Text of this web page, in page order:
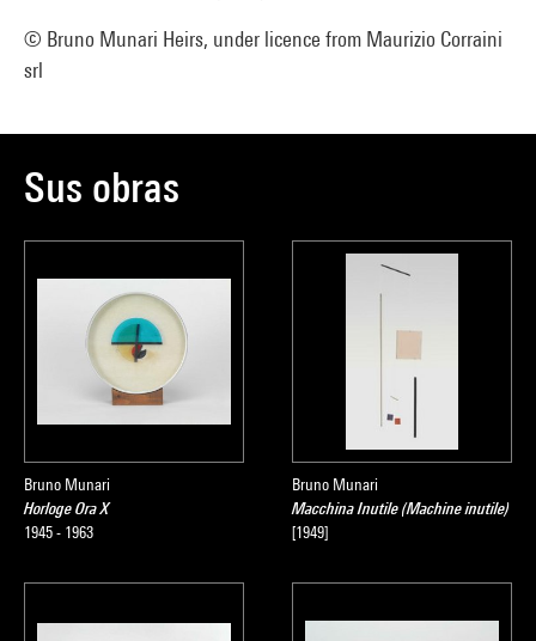
© Bruno Munari Heirs, under licence from Maurizio Corraini
srl
Sus obras
Bruno Munari
Horloge Ora X
1945 - 1963
Bruno Munari
Macchina Inutile (Machine inutile)
[1949]